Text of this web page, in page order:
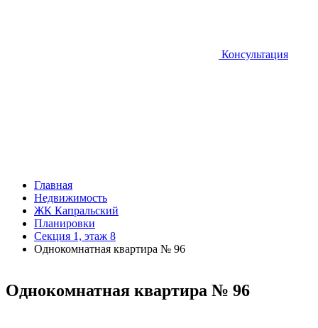
Консультация
Главная
Недвижимость
ЖК Капральский
Планировки
Секция 1, этаж 8
Однокомнатная квартира № 96
Однокомнатная квартира № 96